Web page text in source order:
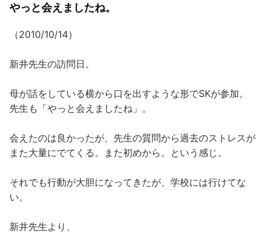
やっと会えましたね。
（2010/10/14）
新井先生の訪問日。
母が話をしている横から口を出すような形でSKが参加。
先生も「やっと会えましたね」。
会えたのは良かったが、先生の質問から過去のストレスが
また大量にでてくる。また初めから。という感じ。
それでも行動が大胆になってきたが、学校には行けてな
い。
新井先生より、